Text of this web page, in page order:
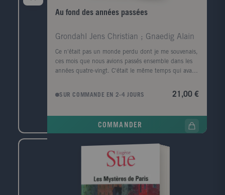
Au fond des années passées
Grondahl Jens Christian ; Gnaedig Alain
Ce n'était pas un monde perdu dont je me souvenais,
ces mois que nous avions passés ensemble dans les
années quatre-vingt. C'était le même temps qui avait
De prime abord, la vie du narrateur semble terminée.
Le diagnostic de maladie de Parkinson a d'abord été
amour de jeunesse, une femme libre qu'il a tant
ce diagnostic, et elle l'entraîne dans le drame de sa
propre vie, une histoire emblématique de notre
temps, remplie d'abus de pouvoir et de trahisons.
Jens Christian Grøndahl écrit une partition subtile où
au milieu des souvenirs sont exposées les
SUR COMMANDE EN 2-4 JOURS 21,00 €
COMMANDER